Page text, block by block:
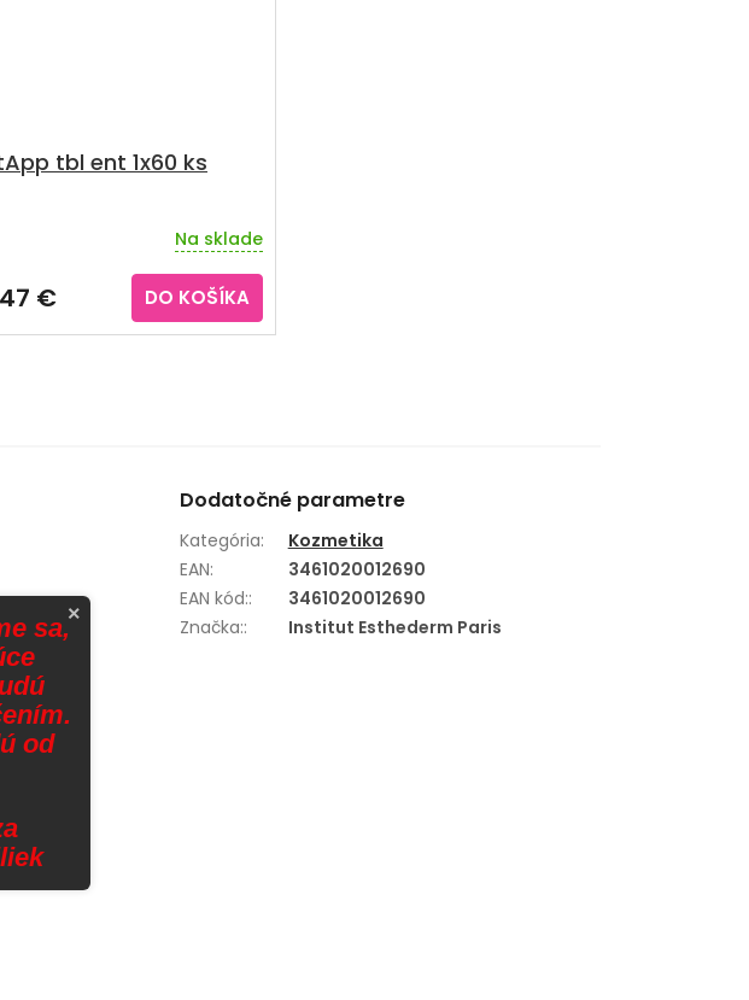
tbl ent 1x60 ks
Na sklade
€ DO KOŠÍKA
Dodatočné parametre
Kategória:
Kozmetika
EAN:
3461020012690
EAN kód::
3461020012690
Značka:: Institut Esthederm Paris
×
sa,
od